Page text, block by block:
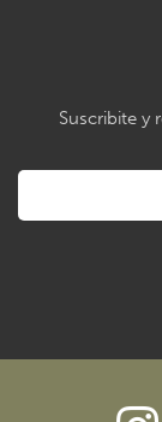
Suscribite y